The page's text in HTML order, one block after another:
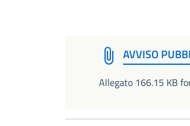
AVVISO
Allegato 166.15 KB